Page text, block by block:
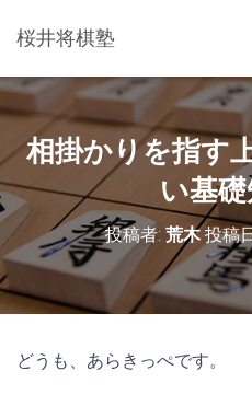
桜井将棋塾
相掛かりを指す
い基
投稿者: 荒木投稿
どうも、あらきっぺです。